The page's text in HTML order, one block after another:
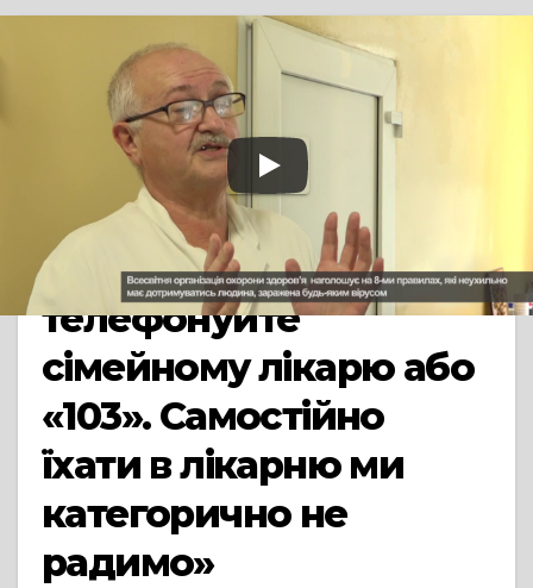
ПРЯМА МОВА
Олександр
Топольський: «Якщо є
ознаки вірусного
захворювання,
телефонуйте
сімейному лікарю або
«103». Самостійно
їхати в лікарню ми
категорично не
радимо»